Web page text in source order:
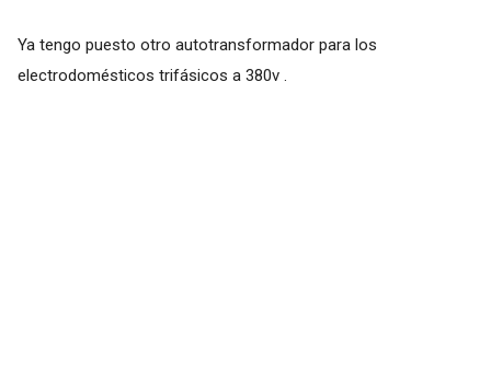
Ya tengo puesto otro autotransformador para los
electrodomésticos trifásicos a 380v .